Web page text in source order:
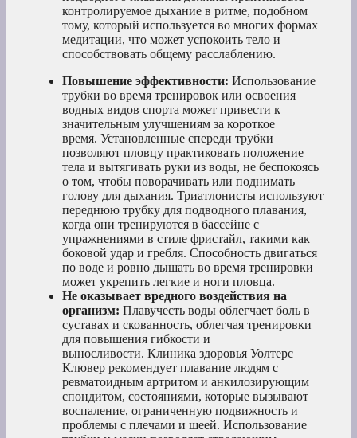
контролируемое дыхание в ритме, подобном
тому, который используется во многих формах
медитации, что может успокоить тело и
способствовать общему расслаблению.
Повышение эффективности: Использование
трубки во время тренировок или освоения
водных видов спорта может привести к
значительным улучшениям за короткое
время. Установленные спереди трубки
позволяют пловцу практиковать положение
тела и вытягивать руки из воды, не беспокоясь
о том, чтобы поворачивать или поднимать
голову для дыхания. Триатлонисты используют
переднюю трубку для подводного плавания,
когда они тренируются в бассейне с
упражнениями в стиле фристайл, такими как
боковой удар и гребля. Способность двигаться
по воде и ровно дышать во время тренировки
может укрепить легкие и ноги пловца.
Не оказывает вредного воздействия на
организм: Плавучесть воды облегчает боль в
суставах и скованность, облегчая тренировки
для повышения гибкости и
выносливости. Клиника здоровья Уолтерс
Клювер рекомендует плавание людям с
ревматоидным артритом и анкилозирующим
спондитом, состояниями, которые вызывают
воспаление, ограниченную подвижность и
проблемы с плечами и шеей. Использование